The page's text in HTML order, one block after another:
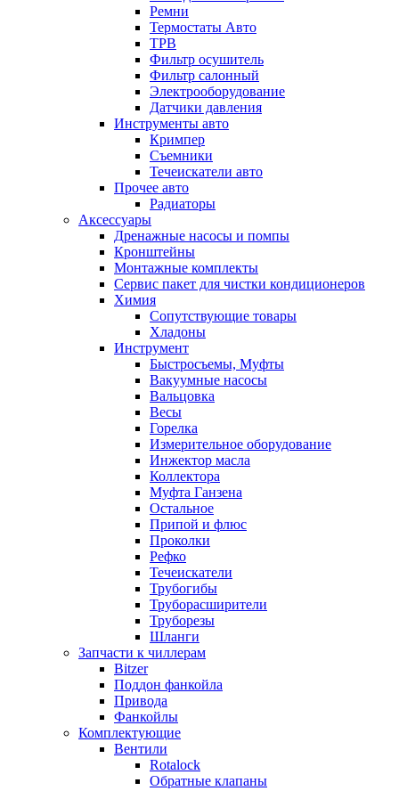
Ремни
Термостаты Авто
ТРВ
Фильтр осушитель
Фильтр салонный
Электрооборудование
Датчики давления
Инструменты авто
Кримпер
Съемники
Течеискатели авто
Прочее авто
Радиаторы
Аксессуары
Дренажные насосы и помпы
Кронштейны
Монтажные комплекты
Сервис пакет для чистки кондиционеров
Химия
Сопутствующие товары
Хладоны
Инструмент
Быстросъемы, Муфты
Вакуумные насосы
Вальцовка
Весы
Горелка
Измерительное оборудование
Инжектор масла
Коллектора
Муфта Ганзена
Остальное
Припой и флюс
Проколки
Рефко
Течеискатели
Трубогибы
Труборасширители
Труборезы
Шланги
Запчасти к чиллерам
Bitzer
Поддон фанкойла
Привода
Фанкойлы
Комплектующие
Вентили
Rotalock
Обратные клапаны